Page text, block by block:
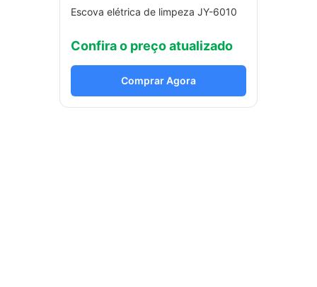
Escova elétrica de limpeza JY-6010
Confira o preço atualizado
Comprar Agora